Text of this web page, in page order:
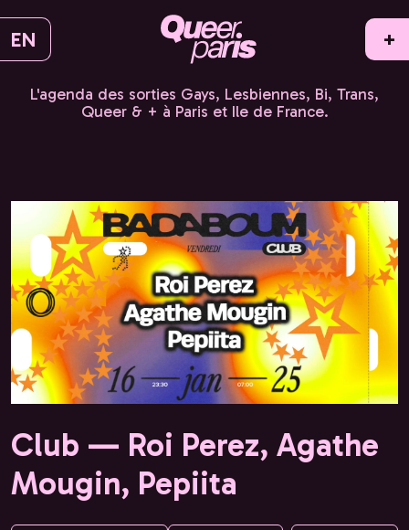
EN +
L'agenda des sorties Gays, Lesbiennes, Bi, Trans,
Queer & + à Paris et Ile de France.
Club — Roi Perez, Agathe
Mougin, Pepiita